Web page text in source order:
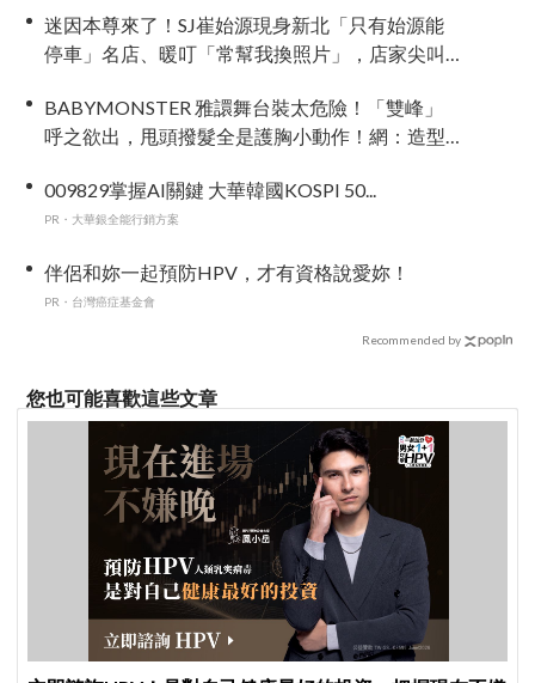
迷因本尊來了！SJ崔始源現身新北「只有始源能
停車」名店、暖叮「常幫我換照片」，店家尖叫
BABYMONSTER 雅譞舞台裝太危險！「雙峰」
呼之欲出，甩頭撥髮全是護胸小動作！網：造型
009829掌握AI關鍵 大華韓國KOSPI 50...
PR・大華銀全能行銷方案
伴侶和妳一起預防HPV，才有資格說愛妳！
PR・台灣癌症基金會
Recommended by
您也可能喜歡這些文章